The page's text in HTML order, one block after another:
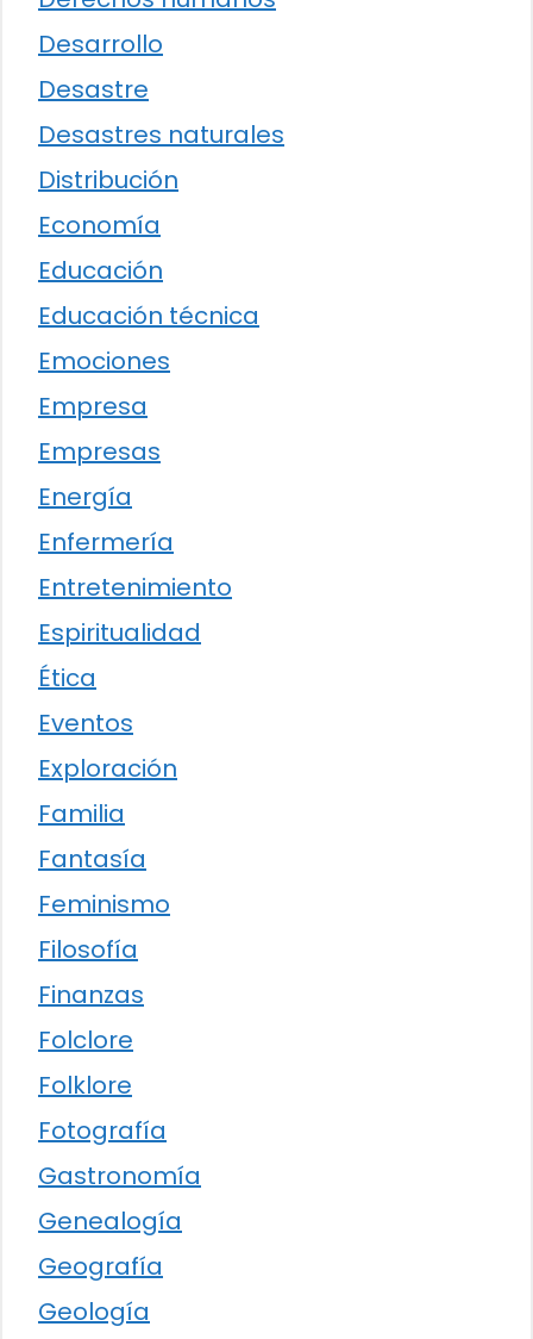
Desarrollo
Desastre
Desastres naturales
Distribución
Economía
Educación
Educación técnica
Emociones
Empresa
Empresas
Energía
Enfermería
Entretenimiento
Espiritualidad
Ética
Eventos
Exploración
Familia
Fantasía
Feminismo
Filosofía
Finanzas
Folclore
Folklore
Fotografía
Gastronomía
Genealogía
Geografía
Geología